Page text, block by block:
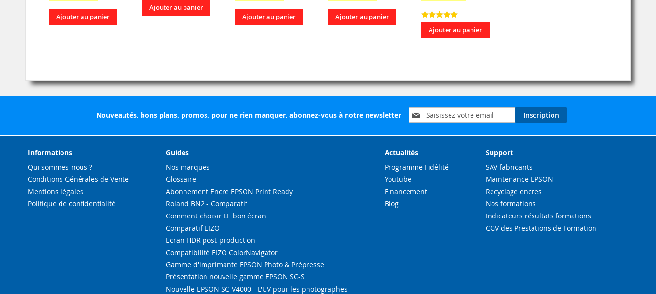
Ajouter au panier
Ajouter au panier
Ajouter au panier Ajouter au panier
Ajouter au panier
Nouveautés, bons plans, promos, pour ne rien manquer, abonnez-vous à notre newsletter
Inscription
à
d’information
Inscription
Informations
Qui sommes-nous ?
Conditions Générales de Vente
Mentions légales
Politique de confidentialité
Guides
Nos marques
Glossaire
Abonnement Encre EPSON Print Ready
Roland BN2 - Comparatif
Comment choisir LE bon écran
Comparatif EIZO
Ecran HDR post-production
Compatibilité EIZO ColorNavigator
Gamme d'imprimante EPSON Photo & Prépresse
Présentation nouvelle gamme EPSON SC-S
Nouvelle EPSON SC-V4000 - L'UV pour les photographes
Actualités
Programme Fidélité
Youtube
Financement
Blog
Support
SAV fabricants
Maintenance EPSON
Recyclage encres
Nos formations
Indicateurs résultats formations
CGV des Prestations de Formation